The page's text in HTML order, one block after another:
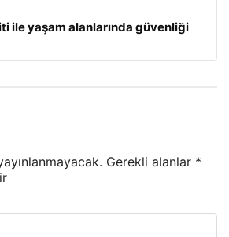
ile yaşam alanlarında güvenliği
Gerekli alanlar *